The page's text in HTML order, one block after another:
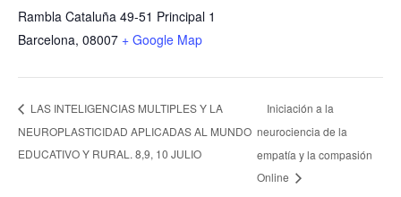
Rambla Cataluña 49-51 Principal 1
Barcelona, 08007 + Google Map
LAS INTELIGENCIAS MULTIPLES Y LA
NEUROPLASTICIDAD APLICADAS AL MUNDO
EDUCATIVO Y RURAL. 8,9, 10 JULIO
Iniciación a la
neurociencia de la
empatía y la compasión
Online